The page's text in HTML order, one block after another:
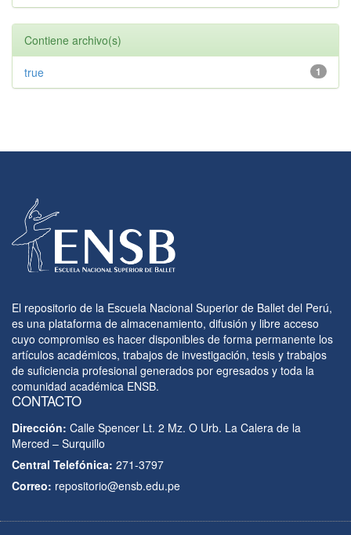
Contiene archivo(s)
1
true
El repositorio de la Escuela Nacional Superior de Ballet del Perú,
es una plataforma de almacenamiento, difusión y libre acceso
cuyo compromiso es hacer disponibles de forma permanente los
artículos académicos, trabajos de investigación, tesis y trabajos
de suficiencia profesional generados por egresados y toda la
comunidad académica ENSB.
CONTACTO
Dirección: Calle Spencer Lt. 2 Mz. O Urb. La Calera de la
Merced – Surquillo
Central Telefónica: 271-3797
Correo: repositorio@ensb.edu.pe